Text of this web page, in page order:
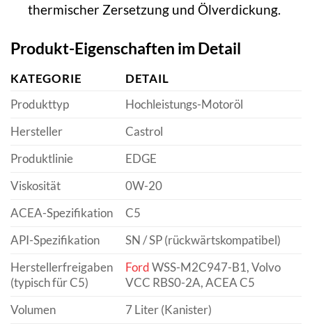
thermischer Zersetzung und Ölverdickung.
Produkt-Eigenschaften im Detail
KATEGORIE
DETAIL
Produkttyp
Hochleistungs-Motoröl
Hersteller
Castrol
Produktlinie
EDGE
Viskosität
0W-20
ACEA-Spezifikation
C5
API-Spezifikation
SN / SP (rückwärtskompatibel)
Herstellerfreigaben
(typisch für C5)
FordWSS-M2C947-B1, Volvo
VCC RBS0-2A, ACEA C5
Volumen
7 Liter (Kanister)